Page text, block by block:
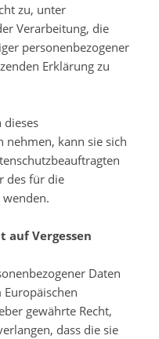
zu, unter
Verarbeitung, die
personenbezogener
Erklärung zu
dieses
nehmen, kann sie sich
des für die
auf Vergessen
Daten
gewährte Recht,
dass die sie